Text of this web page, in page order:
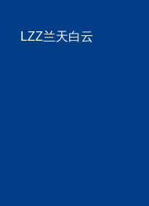
LZZ兰天白云